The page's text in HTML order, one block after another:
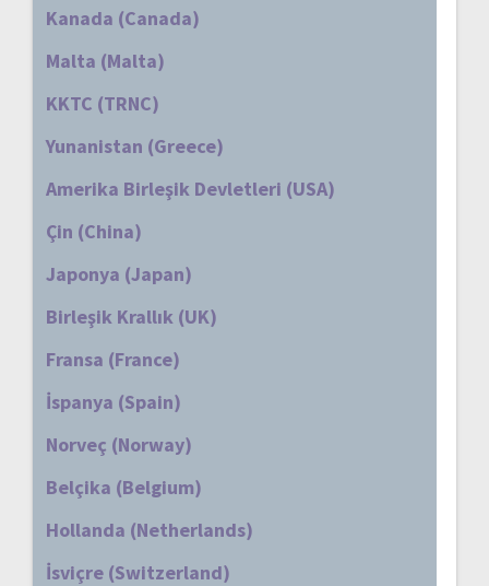
Kanada (Canada)
Malta (Malta)
KKTC (TRNC)
Yunanistan (Greece)
Amerika Birleşik Devletleri (USA)
Çin (China)
Japonya (Japan)
Birleşik Krallık (UK)
Fransa (France)
İspanya (Spain)
Norveç (Norway)
Belçika (Belgium)
Hollanda (Netherlands)
İsviçre (Switzerland)